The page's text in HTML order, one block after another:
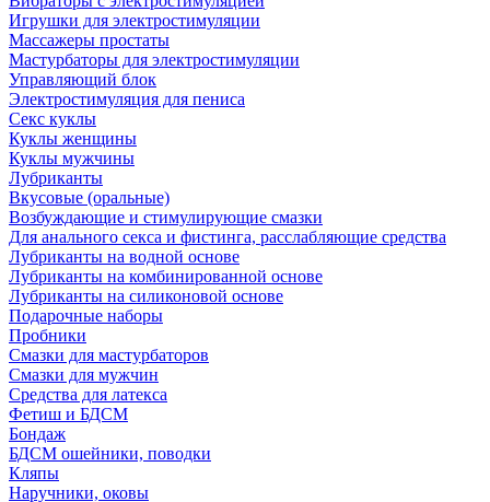
Игрушки для электростимуляции
Массажеры простаты
Мастурбаторы для электростимуляции
Управляющий блок
Электростимуляция для пениса
Секс куклы
Куклы женщины
Куклы мужчины
Лубриканты
Вкусовые (оральные)
Возбуждающие и стимулирующие смазки
Для анального секса и фистинга, расслабляющие средства
Лубриканты на водной основе
Лубриканты на комбинированной основе
Лубриканты на силиконовой основе
Подарочные наборы
Пробники
Смазки для мастурбаторов
Смазки для мужчин
Средства для латекса
Фетиш и БДСМ
Бондаж
БДСМ ошейники, поводки
Кляпы
Наручники, оковы